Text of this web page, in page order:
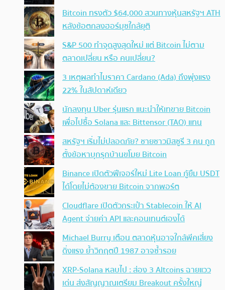
Bitcoin ทรงตัว $64,000 สวนทางหุ้นสหรัฐฯ ATH
หลังข้อตกลงฮอร์มุซใกล้ยุติ
S&P 500 ทำจุดสูงสุดใหม่ แต่ Bitcoin ไม่ตาม
ตลาดเปลี่ยน หรือ คนเปลี่ยน?
3 เหตุผลทำไมราคา Cardano (Ada) ถึงพุ่งแรง
22% ในสัปดาห์เดียว
นักลงทุน Uber รุ่นแรก แนะนำให้เทขาย Bitcoin
เพื่อไปซื้อ Solana และ Bittensor (TAO) แทน
สหรัฐฯ เริ่มไม่ปลอดภัย? ชายชาวมิสซูรี 3 คน ถูก
ตั้งข้อหาบุกรุกบ้านขโมย Bitcoin
Binance เปิดตัวฟีเจอร์ใหม่ Lite Loan กู้ยืม USDT
ได้โดยไม่ต้องขาย Bitcoin จากพอร์ต
Cloudflare เปิดตัวกระเป๋า Stablecoin ให้ AI
Agent จ่ายค่า API และคอนเทนต์เองได้
Michael Burry เตือน ตลาดหุ้นอาจใกล้พีคเสี่ยง
ดิ่งแรง ย้ำวิกฤตปี 1987 อาจซ้ำรอย
XRP-Solana หลบไป : ส่อง 3 Altcoins ฉายแวว
เด่น ส่งสัญญาณเตรียม Breakout ครั้งใหญ่